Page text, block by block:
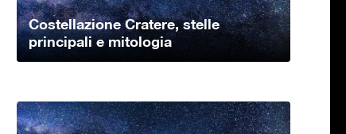
Costellazione Cratere, stelle
principali e mitologia